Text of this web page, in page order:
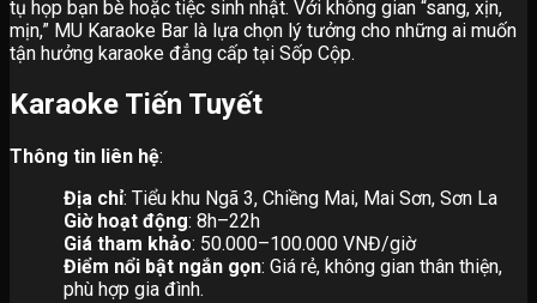
tụ họp bạn bè hoặc tiệc sinh nhật. Với không gian “sang, xịn,
mịn,” MU Karaoke Bar là lựa chọn lý tưởng cho những ai muốn
tận hưởng karaoke đẳng cấp tại Sốp Cộp.
Karaoke Tiến Tuyết
Thông tin liên hệ:
Địa chỉ: Tiểu khu Ngã 3, Chiềng Mai, Mai Sơn, Sơn La
Giờ hoạt động: 8h–22h
Giá tham khảo: 50.000–100.000 VNĐ/giờ
Điểm nổi bật ngắn gọn: Giá rẻ, không gian thân thiện,
phù hợp gia đình.